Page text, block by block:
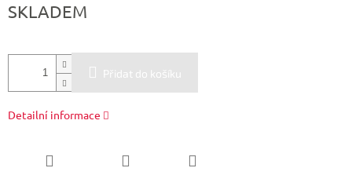
cena:
SKLADEM
Přidat do košíku
Detailní informace